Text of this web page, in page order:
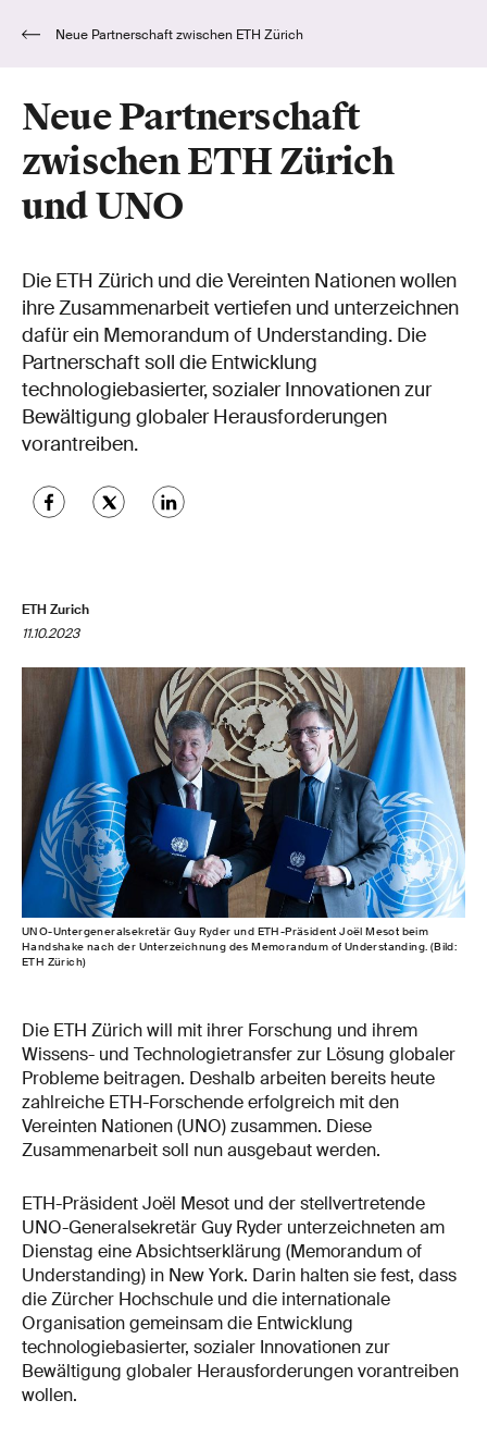
Neue Partnerschaft
zwischen ETH Zürich
und UNO
Die ETH Zürich und die Vereinten Nationen wollen
ihre Zusammenarbeit vertiefen und unterzeichnen
dafür ein Memorandum of Understanding. Die
Partnerschaft soll die Entwicklung
technologiebasierter, sozialer Innovationen zur
Bewältigung globaler Herausforderungen
vorantreiben.
ETH Zurich
11.10.2023
UNO-​Untergeneralsekretär Guy Ryder und ETH-​Präsident Joël Mesot beim
Handshake nach der Unterzeichnung des Memorandum of Understanding. (Bild:
ETH Zürich)
Die ETH Zürich will mit ihrer Forschung und ihrem
Wissens- und Technologietransfer zur Lösung globaler
Probleme beitragen. Deshalb arbeiten bereits heute
zahlreiche ETH-Forschende erfolgreich mit den
Vereinten Nationen (UNO) zusammen. Diese
Zusammenarbeit soll nun ausgebaut werden.
ETH-Präsident Joël Mesot und der stellvertretende
UNO-Generalsekretär Guy Ryder unterzeichneten am
Dienstag eine Absichtserklärung (Memorandum of
Understanding) in New York. Darin halten sie fest, dass
die Zürcher Hochschule und die internationale
Organisation gemeinsam die Entwicklung
technologiebasierter, sozialer Innovationen zur
Bewältigung globaler Herausforderungen vorantreiben
wollen.